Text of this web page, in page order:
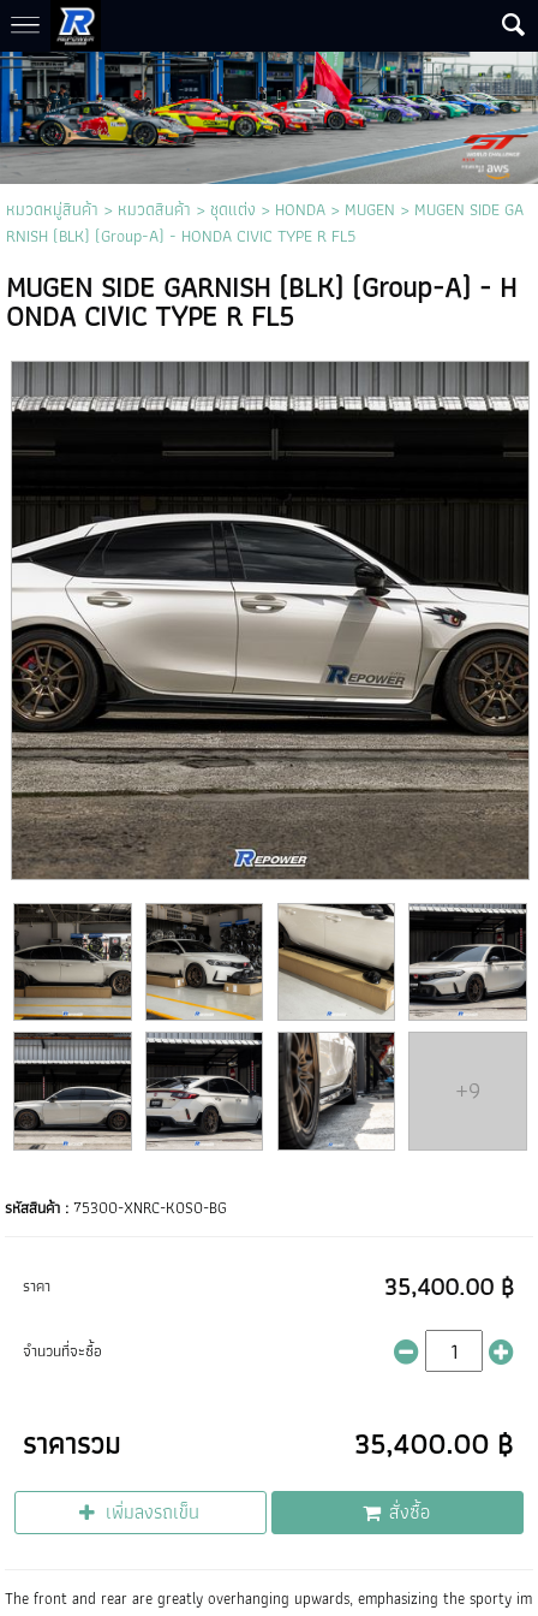
หมวดหมู่สินค้า > หมวดสินค้า > ชุดแต่ง > HONDA> MUGEN > MUGEN SIDE GA
RNISH (BLK) (Group-A) - HONDA CIVIC TYPE R FL5
MUGEN SIDE GARNISH (BLK) (Group-A) - H
ONDA CIVIC TYPE R FL5
+9
รหัสสินค้า :75300-XNRC-K0S0-BG
ราคา 35,400.00 ฿
จำนวนที่จะซื้อ
ราคารวม 35,400.00 ฿
เพิ่มลงรถเข็น สั่งซื้อ
The front and rear are greatly overhanging upwards, emphasizing the sporty im